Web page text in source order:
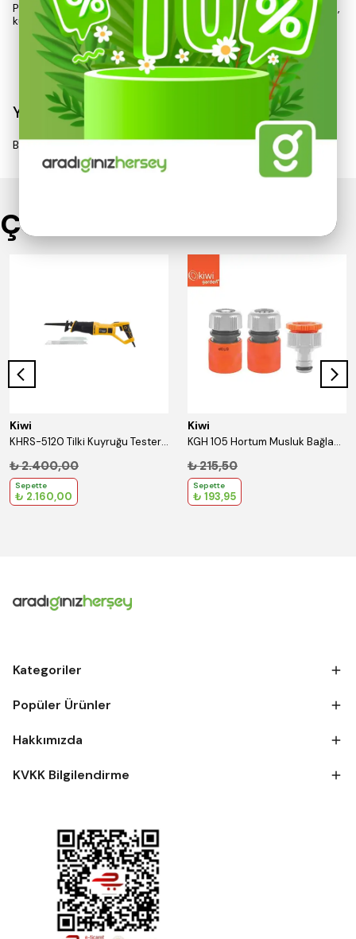
Paket içeriğinde hortum ve bağlantı aparatları bulunmadığı için,
kullanıcıların mevcut sulama sistemleri ile entegrasyon
Devamını Göster
Yorumlar
Bu ürün için henüz yorum yapılmamış.
Çok Satanlar
Kiwi
KHRS-5120 Tilki Kuyruğu Testere Devir Ayarlı 3 Bıçaklı-Kilit Düğmeli
₺ 2.400,00
Sepette
₺ 2.160,00
Kiwi
KGH 105 Hortum Musluk Bağlantı Seti 1/2''
₺ 215,50
Sepette
₺ 193,95
Kategoriler
Popüler Ürünler
Hakkımızda
KVKK Bilgilendirme